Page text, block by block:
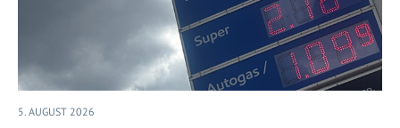
5. AUGUST 2026